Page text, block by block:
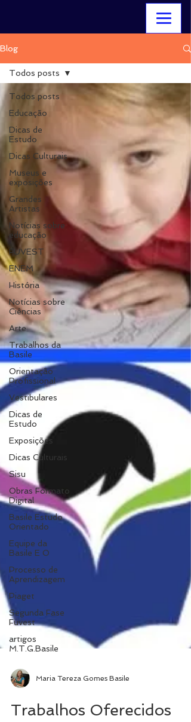
Blog
Todos posts
Educação
Dicas de
Estudo
Dicas Culturais
Museus e
exposições
Grandes
Artistas
Notícias sobre
educação
FUVEST
ENEM
História
Notícias sobre
Ciências
Arte
Trabalhos da
Basile
Orientação
Profissional
Vestibulares
Dicas de
Estudo
Exposições
Dicas Culturais
Sisu
Obras Formato
Digital
Basile Estudo
Orientado
Equipe da
Basile E O
Processo de
Aprendizagem
Piaget
Segunda Fase
Fuvest
artigos
M.T.G.Basile
Todos posts
Maria Tereza Gomes Basile